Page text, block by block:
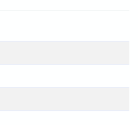
Жлобин - остановка